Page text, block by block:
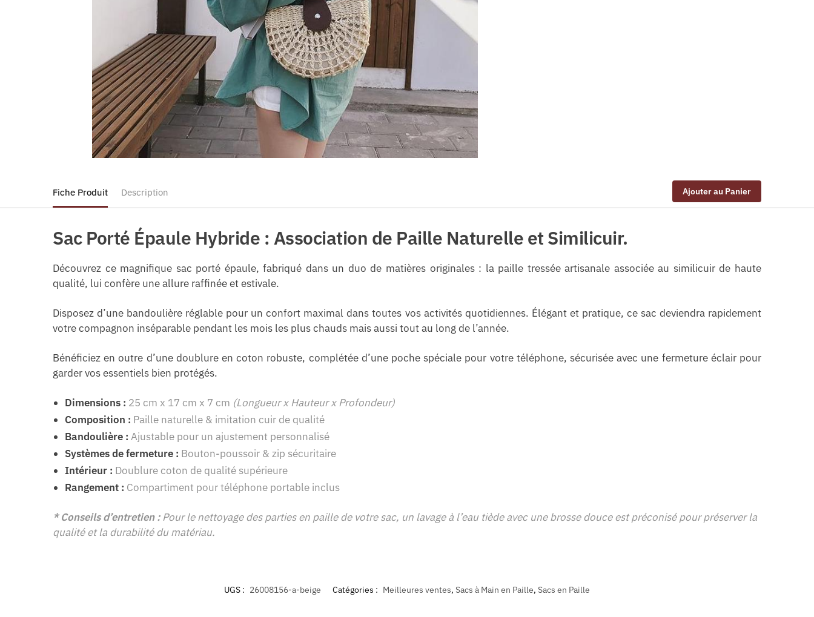
Fiche Produit Description Ajouter au Panier
Sac Porté Épaule Hybride : Association de Paille Naturelle et Similicuir.
Découvrez ce magnifique sac porté épaule, fabriqué dans un duo de matières originales : la paille tressée artisanale associée au similicuir de haute
qualité, lui confère une allure raffinée et estivale.
Disposez d’une bandoulière réglable pour un confort maximal dans toutes vos activités quotidiennes. Élégant et pratique, ce sac deviendra rapidement
votre compagnon inséparable pendant les mois les plus chauds mais aussi tout au long de l’année.
Bénéficiez en outre d’une doublure en coton robuste, complétée d’une poche spéciale pour votre téléphone, sécurisée avec une fermeture éclair pour
garder vos essentiels bien protégés.
Dimensions : 25 cm x 17 cm x 7 cm (Longueur x Hauteur x Profondeur)
Composition : Paille naturelle & imitation cuir de qualité
Bandoulière : Ajustable pour un ajustement personnalisé
Systèmes de fermeture : Bouton-poussoir & zip sécuritaire
Intérieur : Doublure coton de qualité supérieure
Rangement : Compartiment pour téléphone portable inclus
* Conseils d’entretien :Pour le nettoyage des parties en paille de votre sac, un lavage à l’eau tiède avec une brosse douce est préconisé pour préserver la
qualité et la durabilité du matériau.
UGS : 26008156-a-beige Catégories : Meilleures ventes, Sacs à Main en Paille, Sacs en Paille